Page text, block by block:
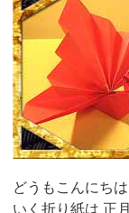
どうもこんにち
いく折り紙は 正